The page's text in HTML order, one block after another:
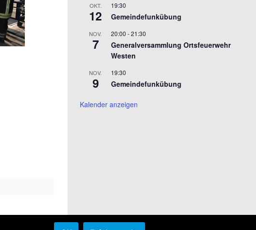
OKT.
12
19:30
Gemeindefunkübung
NOV.
7
20:00 -21:30
Generalversammlung Ortsfeuerwehr
Westen
NOV.
9
19:30
Gemeindefunkübung
Kalender anzeigen